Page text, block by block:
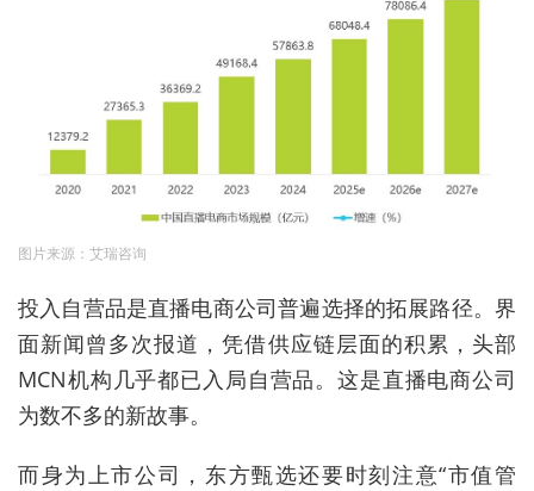
图片来源：艾瑞咨询
投入自营品是直播电商公司普遍选择的拓展路径。界
面新闻曾多次报道，凭借供应链层面的积累，头部
MCN机构几乎都已入局自营品。这是直播电商公司
为数不多的新故事。
而身为上市公司，东方甄选还要时刻注意“市值管